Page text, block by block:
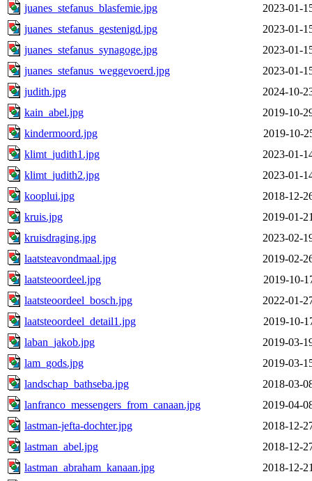
juanes_stefanus_blasfemie.jpg
2023-01-
juanes_stefanus_gestenigd.jpg
2023-01-
juanes_stefanus_synagoge.jpg
2023-01-
juanes_stefanus_weggevoerd.jpg
2023-01-
judith.jpg
2024-10-
kain_abel.jpg
2019-10-
kindermoord.jpg
2019-10-
klimt_judith1.jpg
2023-01-
klimt_judith2.jpg
2023-01-
kooplui.jpg
2018-12-
kruis.jpg
2019-01-
kruisdraging.jpg
2023-02-
laatsteavondmaal.jpg
2019-02-
laatsteoordeel.jpg
2019-10-
laatsteoordeel_bosch.jpg
2022-01-
laatsteoordeel_detail1.jpg
2019-10-
laban_jakob.jpg
2019-03-
lam_gods.jpg
2019-03-
landschap_bathseba.jpg
2018-03-
lanfranco_messengers_from_canaan.jpg
2019-04-
lastman-jefta-dochter.jpg
2018-12-
lastman_abel.jpg
2018-12-
lastman_abraham_kanaan.jpg
2018-12-